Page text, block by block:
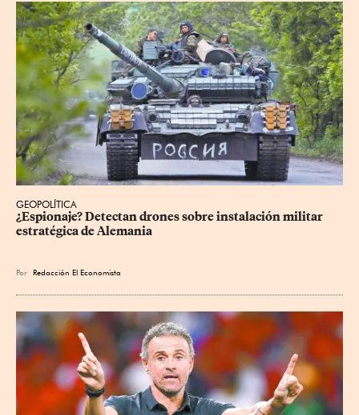
GEOPOLÍTICA
¿Espionaje? Detectan drones sobre instalación militar
estratégica de Alemania
Por Redacción El Economista